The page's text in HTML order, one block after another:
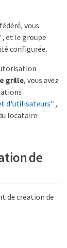
vous
, et le groupe
configurée.
grille, vous avez
d'utilisateurs" ,
locataire.
de
de création de